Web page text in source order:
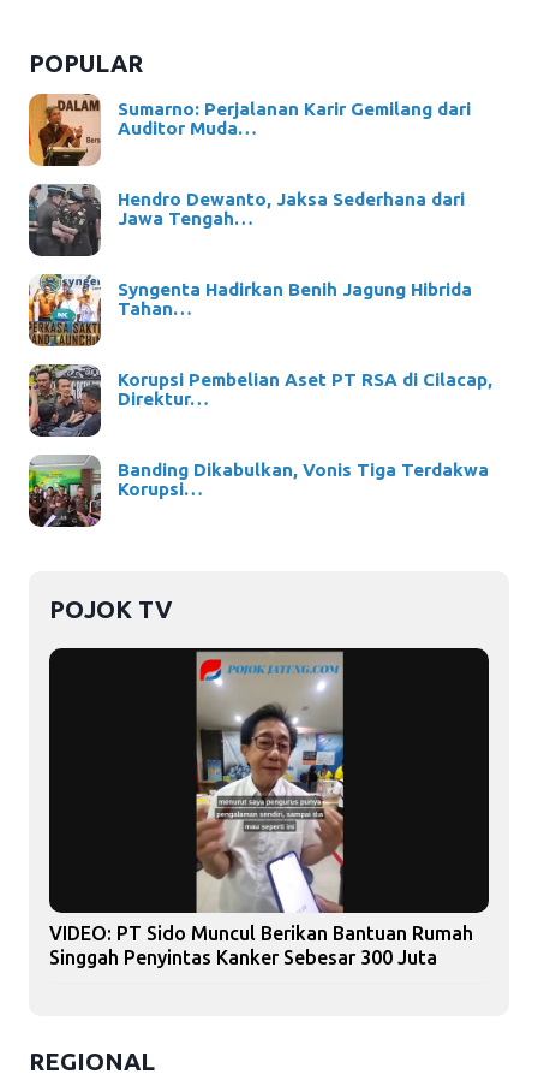
POPULAR
Sumarno: Perjalanan Karir Gemilang dari
Auditor Muda…
Hendro Dewanto, Jaksa Sederhana dari
Jawa Tengah…
Syngenta Hadirkan Benih Jagung Hibrida
Tahan…
Korupsi Pembelian Aset PT RSA di Cilacap,
Direktur…
Banding Dikabulkan, Vonis Tiga Terdakwa
Korupsi…
POJOK TV
VIDEO: PT Sido Muncul Berikan Bantuan Rumah
Singgah Penyintas Kanker Sebesar 300 Juta
REGIONAL